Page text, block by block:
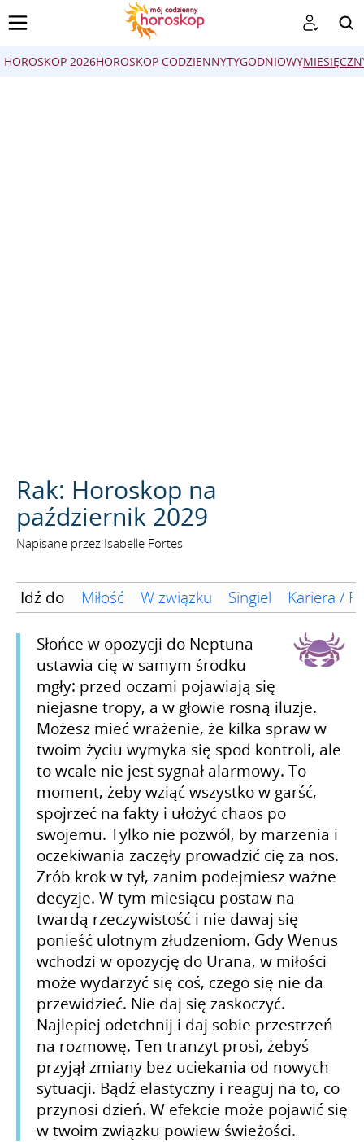
HOROSKOP 2026HOROSKOP CODZIENNYTYGODNIOWY
Rak: Horoskop na
październik 2029
Napisane przez Isabelle Fortes
Idź do Miłość W związku Singiel Kariera /
Słońce w opozycji do Neptuna
ustawia cię w samym środku
mgły: przed oczami pojawiają się
niejasne tropy, a w głowie rosną iluzje.
Możesz mieć wrażenie, że kilka spraw w
twoim życiu wymyka się spod kontroli, ale
to wcale nie jest sygnał alarmowy. To
moment, żeby wziąć wszystko w garść,
spojrzeć na fakty i ułożyć chaos po
swojemu. Tylko nie pozwól, by marzenia i
oczekiwania zaczęły prowadzić cię za nos.
Zrób krok w tył, zanim podejmiesz ważne
decyzje. W tym miesiącu postaw na
twardą rzeczywistość i nie dawaj się
ponieść ulotnym złudzeniom. Gdy Wenus
wchodzi w opozycję do Urana, w miłości
może wydarzyć się coś, czego się nie da
przewidzieć. Nie daj się zaskoczyć.
Najlepiej odetchnij i daj sobie przestrzeń
na rozmowę. Ten tranzyt prosi, żebyś
przyjął zmiany bez uciekania od nowych
sytuacji. Bądź elastyczny i reaguj na to, co
przynosi dzień. W efekcie może pojawić się
w twoim związku powiew świeżości.